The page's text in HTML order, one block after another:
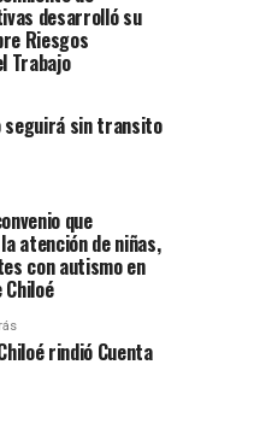
desarrolló su
Riesgos
Trabajo
seguirá sin transito
que
atención de niñas,
con autismo en
Chiloé
rindió Cuenta